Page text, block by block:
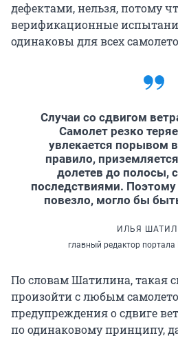
дефектами, нельзя, потому
верификационные
одинаковы для всех
Случаи со сдвигом
Самолет резко
увлекается порывом
правило,
долетев до полосы,
последствиями. Поэтому
повезло, могло бы
ИЛЬЯ
главный редактор портала
По словам Шатилина, такая
произойти с любым
предупреждения о сдвиге
по одинаковому принципу,